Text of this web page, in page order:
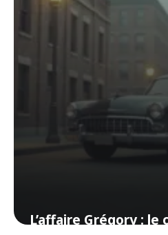
L’affaire Grégory : le